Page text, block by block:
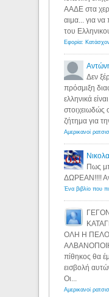
ΑΑΔΕ στα
αιμα... για να
του
Δεν
πρόσμιξη
ελληνικά
στοιχειωδώς
ζήτημα για
Πως
ΔΩΡΕΑΝ!!!! Αν
ΟΛΗ Η
πίθηκος θα
εισβολή
Οι...